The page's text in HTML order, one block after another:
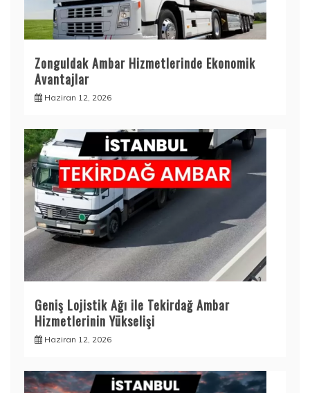
Zonguldak Ambar Hizmetlerinde Ekonomik
Avantajlar
Haziran 12, 2026
Geniş Lojistik Ağı ile Tekirdağ Ambar
Hizmetlerinin Yükselişi
Haziran 12, 2026